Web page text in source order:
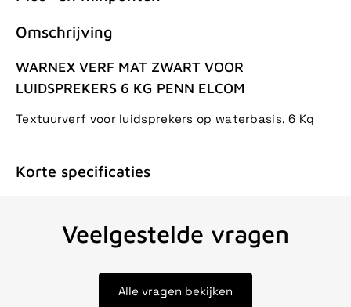
Omschrijving
WARNEX VERF MAT ZWART VOOR
LUIDSPREKERS 6 KG PENN ELCOM
Textuurverf voor luidsprekers op waterbasis. 6 Kg
Korte specificaties
Veelgestelde vragen
Alle vragen bekijken